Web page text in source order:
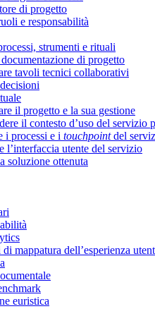
di progetto
e responsabilità
strumenti e rituali
di progetto
tavoli tecnici collaborativi
il progetto e la sua gestione
il contesto d’uso del servizio
i processi e i touchpointdel
l’interfaccia utente del servizio
soluzione ottenuta
mappatura dell’esperienza
euristica